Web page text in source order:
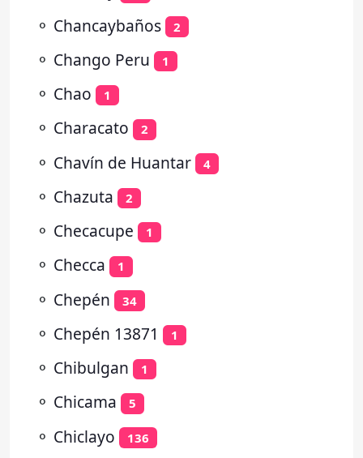
⚬ Chancaybaños 2
⚬ Chango Peru 1
⚬ Chao 1
⚬ Characato 2
⚬ Chavín de Huantar 4
⚬ Chazuta 2
⚬ Checacupe 1
⚬ Checca 1
⚬ Chepén 34
⚬ Chepén 13871 1
⚬ Chibulgan 1
⚬ Chicama 5
⚬ Chiclayo 136